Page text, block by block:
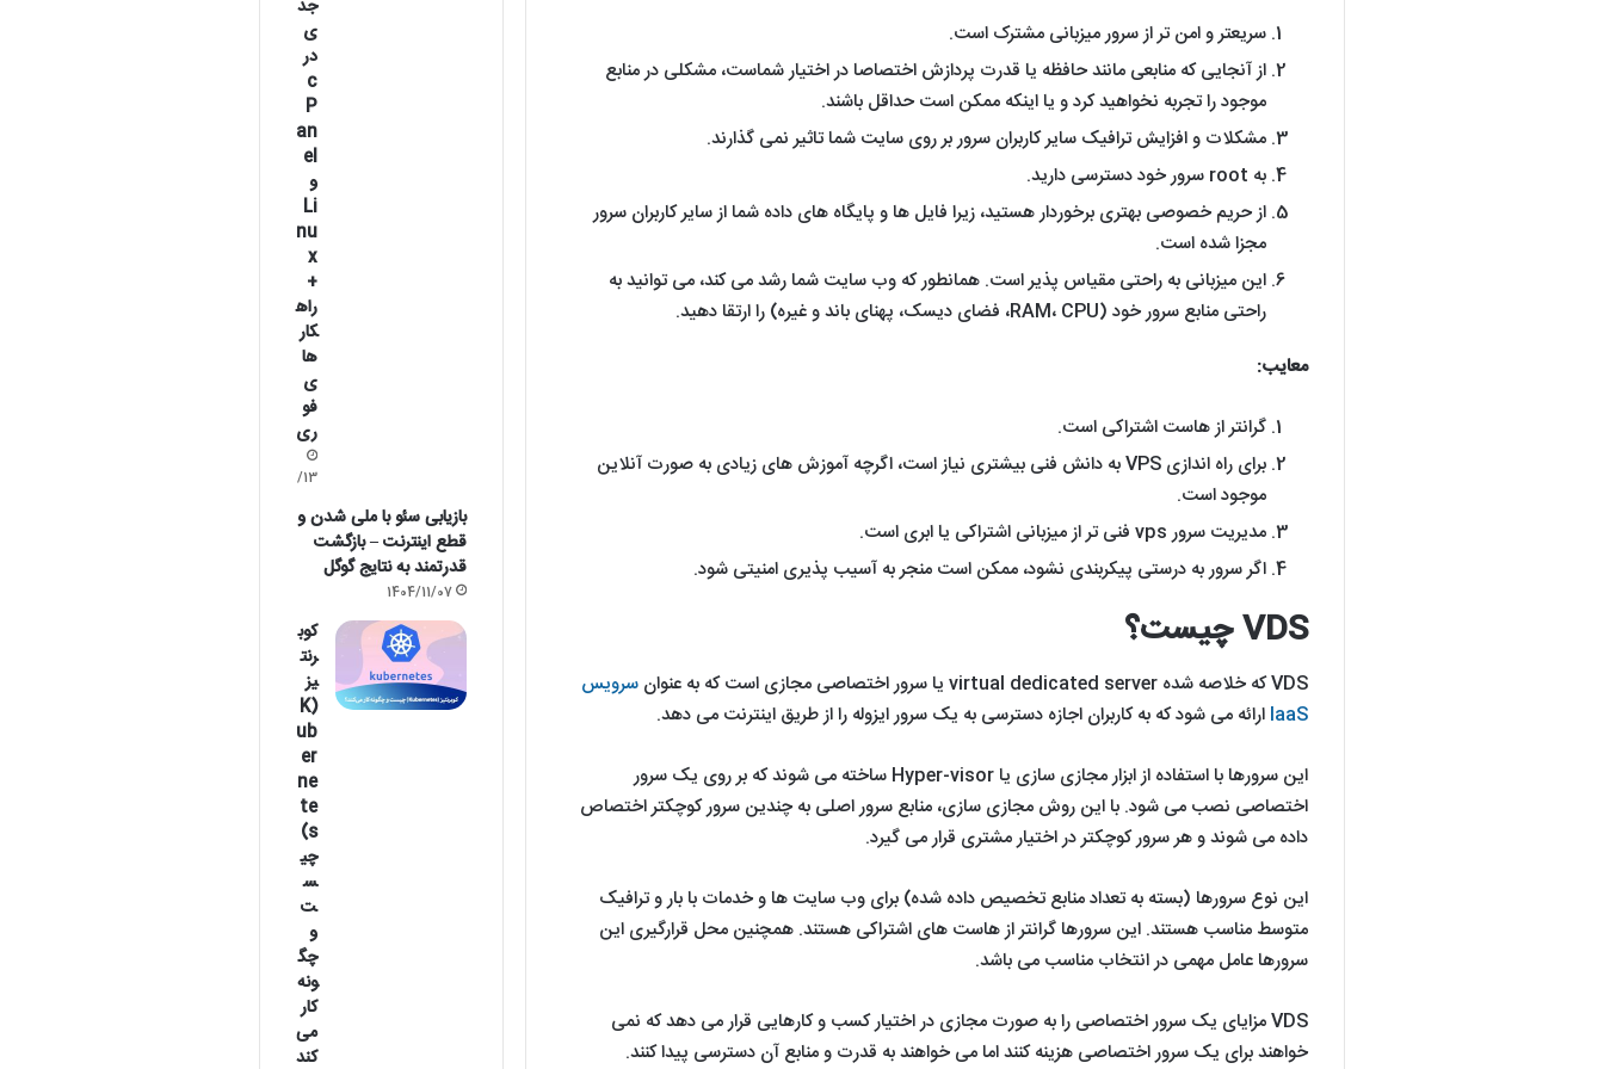
سریعتر و امن تر از سرور میزبانی مشترک است.
از آنجایی که منابعی مانند حافظه یا قدرت پردازش اختصاصا در اختیار شماست، مشکلی در منابع
موجود را تجربه نخواهید کرد و یا اینکه ممکن است حداقل باشند.
مشکلات و افزایش ترافیک سایر کاربران سرور بر روی سایت شما تاثیر نمی گذارند.
به root سرور خود دسترسی دارید.
از حریم خصوصی بهتری برخوردار هستید، زیرا فایل ها و پایگاه های داده شما از سایر کاربران سرور
مجزا شده است.
این میزبانی به راحتی مقیاس پذیر است. همانطور که وب سایت شما رشد می کند، می توانید به
راحتی منابع سرور خود (RAM، CPU، فضای دیسک، پهنای باند و غیره) را ارتقا دهید.
معایب:
گرانتر از هاست اشتراکی است.
برای راه اندازی VPS به دانش فنی بیشتری نیاز است، اگرچه آموزش های زیادی به صورت آنلاین
موجود است.
مدیریت سرور vps فنی تر از میزبانی اشتراکی یا ابری است.
اگر سرور به درستی پیکربندی نشود، ممکن است منجر به آسیب پذیری امنیتی شود.
VDS چیست؟
VDS که خلاصه شده virtual dedicated server یا سرور اختصاصی مجازی است که به عنوان
سرویس
IaaS ارائه می شود که به کاربران اجازه دسترسی به یک سرور ایزوله را از طریق اینترنت می دهد.
این سرورها با استفاده از ابزار مجازی سازی یا Hyper-visor ساخته می شوند که بر روی یک سرور
اختصاصی نصب می شود. با این روش مجازی سازی، منابع سرور اصلی به چندین سرور کوچکتر اختصاص
داده می شوند و هر سرور کوچکتر در اختیار مشتری قرار می گیرد.
این نوع سرورها (بسته به تعداد منابع تخصیص داده شده) برای وب سایت ها و خدمات با بار و ترافیک
متوسط مناسب هستند. این سرورها گرانتر از هاست های اشتراکی هستند. همچنین محل قرارگیری این
سرورها عامل مهمی در انتخاب مناسب می باشد.
VDS مزایای یک سرور اختصاصی را به صورت مجازی در اختیار کسب و کارهایی قرار می دهد که نمی
خواهند برای یک سرور اختصاصی هزینه کنند اما می خواهند به قدرت و منابع آن دسترسی پیدا کنند.
جد
ی
در
c
P
an
el
و
Li
nu
x
+
راه
کار
ها
ی
فو
ری
1405/02/13
بازیابی سئو با ملی شدن و
قطع اینترنت – بازگشت
قدرتمند به نتایج گوگل
1404/11/07
کوب
رنت
یز
(K
ub
er
ne
te
s)
چی
س
ت
و
چگ
ونه
کار
می‌
کند